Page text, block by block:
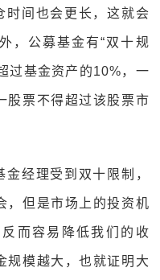
时间也会更长，这就会
，公募基金有“双十规
过基金资产的10%，一
股票不得超过该股票市
经理受到双十限制，
，但是市场上的投资机
而容易降低我们的收
规模越大，也就证明大